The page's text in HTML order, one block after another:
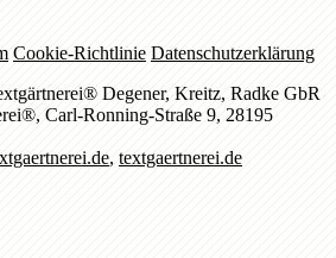
Cookie-Richtlinie Datenschutzerklärung
Degener, Kreitz, Radke GbR
Carl-Ronning-Straße 9, 28195
,textgaertnerei.de